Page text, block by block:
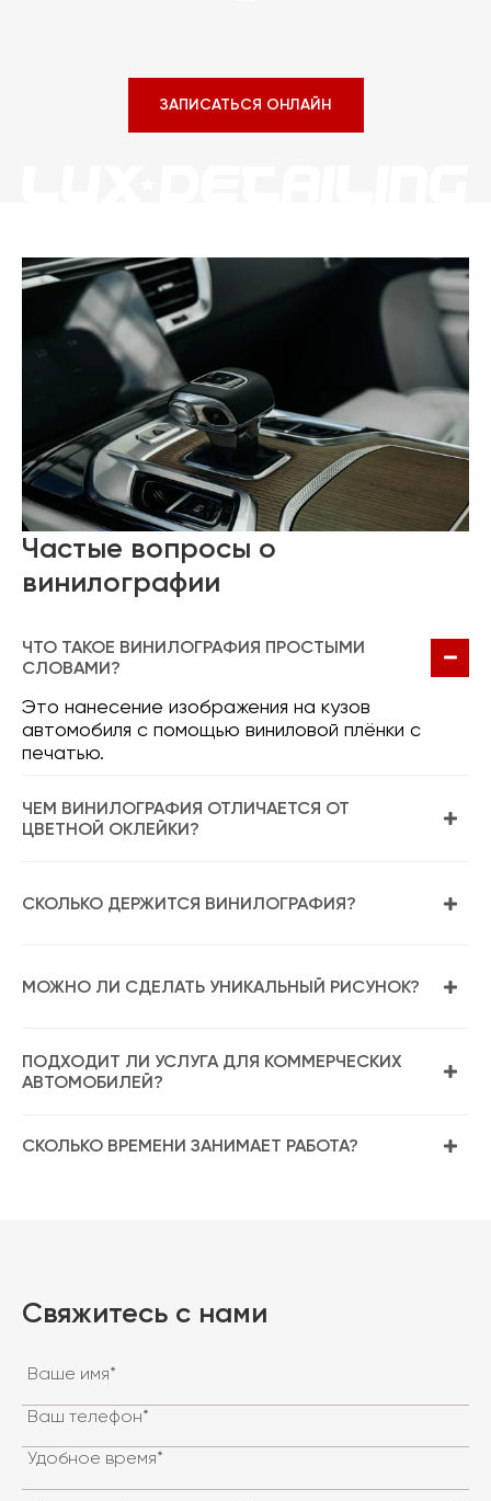
ЗАПИСАТЬСЯ ОНЛАЙН
Частые вопросы о
винилографии
ЧТО ТАКОЕ ВИНИЛОГРАФИЯ ПРОСТЫМИ
СЛОВАМИ?
Это нанесение изображения на кузов
автомобиля с помощью виниловой плёнки с
печатью.
ЧЕМ ВИНИЛОГРАФИЯ ОТЛИЧАЕТСЯ ОТ
ЦВЕТНОЙ ОКЛЕЙКИ?
СКОЛЬКО ДЕРЖИТСЯ ВИНИЛОГРАФИЯ?
МОЖНО ЛИ СДЕЛАТЬ УНИКАЛЬНЫЙ РИСУНОК?
ПОДХОДИТ ЛИ УСЛУГА ДЛЯ КОММЕРЧЕСКИХ
АВТОМОБИЛЕЙ?
СКОЛЬКО ВРЕМЕНИ ЗАНИМАЕТ РАБОТА?
Свяжитесь с нами
Ваше имя*
Ваш телефон*
Удобное время*